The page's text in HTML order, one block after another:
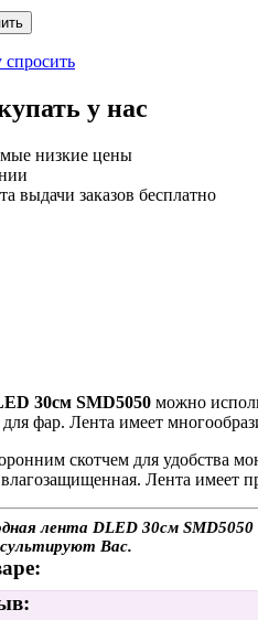
спросить
у нас
низкие цены
выдачи заказов бесплатно
30см SMD5050 можно
фар. Лента имеет
скотчем для удобства
Лента имеет
лента DLED 30см
Вас.